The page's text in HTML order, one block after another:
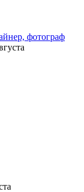
фотограф